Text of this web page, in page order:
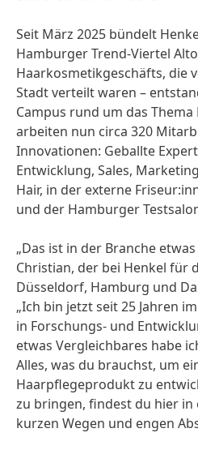
Seit März 2025 bündelt
Hamburger Trend-Viertel
Haarkosmetik­geschäfts, die
Stadt verteilt waren –
Campus rund um das Thema
arbeiten nun circa 320
Innovationen: Geballte
Entwicklung, Sales,
Hair, in der externe
und der Hamburger
„Das ist in der Branche
Christian, der bei Henkel für
Düsseldorf, Hamburg und
„Ich bin jetzt seit 25 Jahren
in Forschungs- und
etwas Vergleichbares habe
Alles, was du brauchst, um
Haarpflegeprodukt zu
zu bringen, findest du hier in
kurzen Wegen und engen